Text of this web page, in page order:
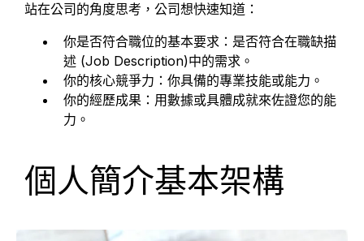
站在公司的角度思考，公司想快速知道：
你是否符合職位的基本要求：是否符合在職缺描
述 (Job Description)中的需求。
你的核心競爭力：你具備的專業技能或能力。
你的經歷成果：用數據或具體成就來佐證您的能
力。
個人簡介基本架構